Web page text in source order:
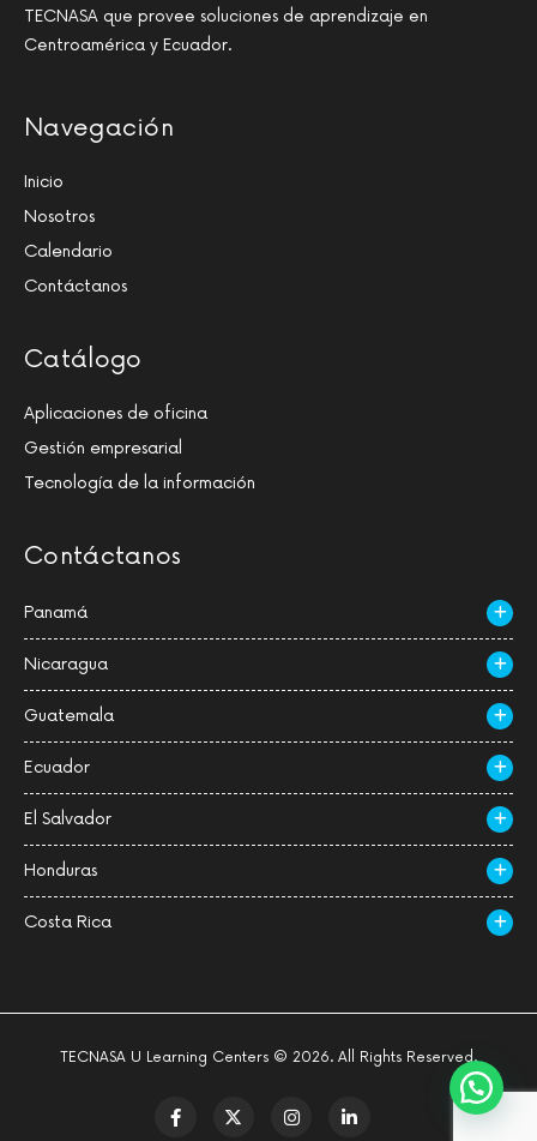
TECNASA que provee soluciones de aprendizaje en
Centroamérica y Ecuador.
Navegación
Inicio
Nosotros
Calendario
Contáctanos
Catálogo
Aplicaciones de oficina
Gestión empresarial
Tecnología de la información
Contáctanos
Panamá
Nicaragua
Guatemala
Ecuador
El Salvador
Honduras
Costa Rica
TECNASA U Learning Centers © 2026. All Rights Reserved.